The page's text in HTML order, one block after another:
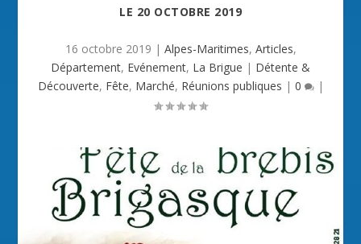
LE 20 OCTOBRE 2019
16 octobre 2019 | Alpes-Maritimes, Articles,
Département, Evénement, La Brigue | Détente &
Découverte, Fête, Marché, Réunions publiques | 0 |